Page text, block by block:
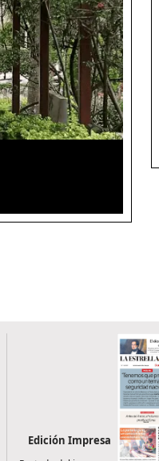
Edición Impresa